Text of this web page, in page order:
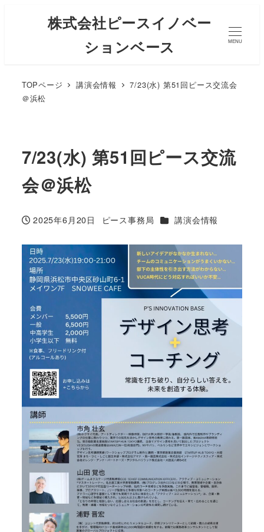
株式会社ピースイノベー
ションベース
MENU
TOPページ 講演会情報
7/23(水) 第51回ピース交流会
＠浜松
7/23(水) 第51回ピース交流
会＠浜松
投稿日
2025年6月20日
著
ピース事務局 カテゴリー
講演会情報